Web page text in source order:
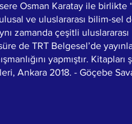
Osman Karatay ile birlikte
ve uluslararası bilim-sel
zamanda çeşitli uluslararası
de TRT Belgesel’de
yapmıştır. Kitapları
Ankara 2018. - Göçebe